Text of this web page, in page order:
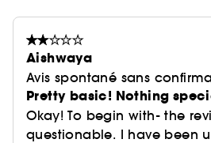
Aishwaya
Avis spontané sans
Pretty basic! Nothing
Okay! To begin with- the
questionable. I have been